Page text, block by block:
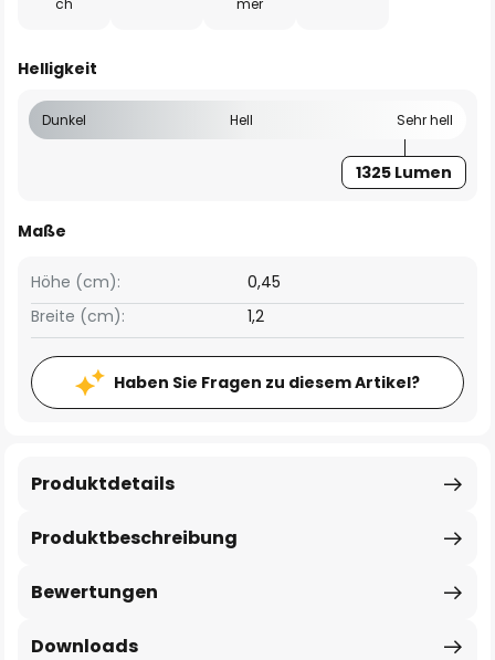
ch
mer
Helligkeit
Dunkel Hell Sehr hell
1325 Lumen
Maße
Breite (cm): 1,2
Höhe (cm): 0,45
Haben Sie Fragen zu diesem Artikel?
Produktbeschreibung
Produktdetails
Bewertungen
Downloads